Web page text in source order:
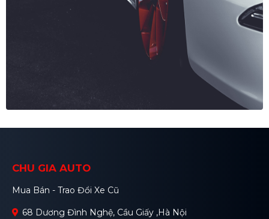
CHU GIA AUTO
Mua Bán - Trao Đổi Xe Cũ
68 Dương Đình Nghệ, Cầu Giấy ,Hà Nội